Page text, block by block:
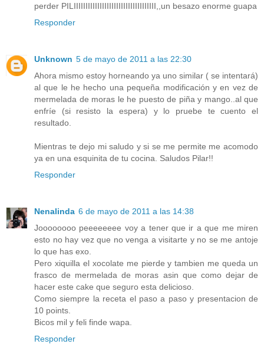
perder PILIIIIIIIIIIIIIIIIIIIIIIIIIIIIIIIIIII,,un besazo enorme guapa
Responder
Unknown 5 de mayo de 2011 a las 22:30
Ahora mismo estoy horneando ya uno similar ( se intentará)
al que le he hecho una pequeña modificación y en vez de
mermelada de moras le he puesto de piña y mango..al que
enfríe (si resisto la espera) y lo pruebe te cuento el
resultado.
Mientras te dejo mi saludo y si se me permite me acomodo
ya en una esquinita de tu cocina. Saludos Pilar!!
Responder
Nenalinda 6 de mayo de 2011 a las 14:38
Joooooooo peeeeeeee voy a tener que ir a que me miren
esto no hay vez que no venga a visitarte y no se me antoje
lo que has exo.
Pero xiquilla el xocolate me pierde y tambien me queda un
frasco de mermelada de moras asin que como dejar de
hacer este cake que seguro esta delicioso.
Como siempre la receta el paso a paso y presentacion de
10 points.
Bicos mil y feli finde wapa.
Responder